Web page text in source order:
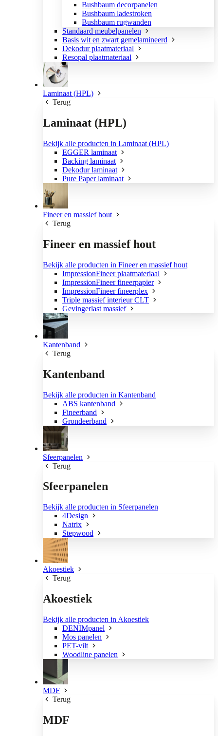
Bushbaum decorpanelen
Bushbaum ladestroken
Bushbaum rugwanden
Standaard meubelpanelen
Basis wit en zwart gemelamineerd
Dekodur plaatmateriaal
Resopal plaatmateriaal
Laminaat (HPL)
Terug
Laminaat (HPL)
Bekijk alle producten in Laminaat (HPL)
EGGER laminaat
Backing laminaat
Dekodur laminaat
Pure Paper laminaat
Fineer en massief hout
Terug
Fineer en massief hout
Bekijk alle producten in Fineer en massief hout
ImpressionFineer plaatmateriaal
ImpressionFineer fineerpapier
ImpressionFineer fineerplex
Triple massief interieur CLT
Gevingerlast massief
Kantenband
Terug
Kantenband
Bekijk alle producten in Kantenband
ABS kantenband
Fineerband
Grondeerband
Sfeerpanelen
Terug
Sfeerpanelen
Bekijk alle producten in Sfeerpanelen
4Design
Natrix
Stepwood
Akoestiek
Terug
Akoestiek
Bekijk alle producten in Akoestiek
DENIMpanel
Mos panelen
PET-vilt
Woodline panelen
MDF
Terug
MDF